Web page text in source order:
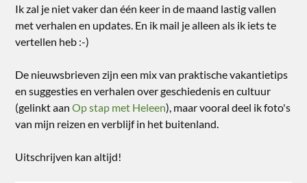
Ik zal je niet vaker dan één keer in de maand lastig vallen
met verhalen en updates. En ik mail je alleen als ik iets te
vertellen heb :-)
De nieuwsbrieven zijn een mix van praktische vakantietips
en suggesties en verhalen over geschiedenis en cultuur
(gelinkt aanOp stap met Heleen), maar vooral deel ik foto's
van mijn reizen en verblijf in het buitenland.
Uitschrijven kan altijd!